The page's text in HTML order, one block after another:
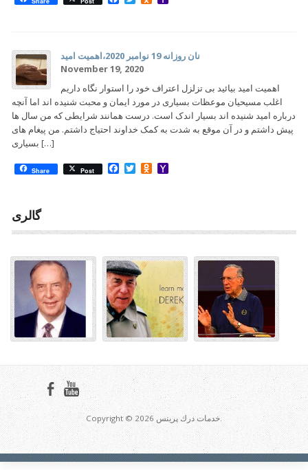
نان روزانه 19 نوامبر 2020،اهمیت امید
November 19, 2020
اهمیت امید بیائید بی تزلزل اعتراف خود را استوار نگاه داریم
اغلب مسیحیان موعظات بسیاری در مورد ایمان و محبت شنیده اند اما آنچه
درباره امید شنیده اند بسیار اندک است. درست همانند شرایطی که من سال ها
پیش داشتم و در آن موقع به شدت به کمک خداوند احتیاج داشتم. من پیغام های
بسیاری […]
Share Post Facebook
TwitterOdnoklassniki
گالری
Copyright © 2026 خدمات درك پرينس.